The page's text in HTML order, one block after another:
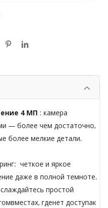
4 МП : камера
— более чем достаточно,
более мелкие детали.
четкое и яркое
даже в полной темноте.
простой
вместах, гденет доступак